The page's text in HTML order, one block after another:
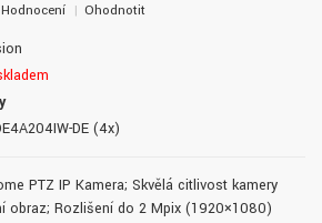
Ohodnotit
DE (4x)
PTZ IP Kamera; Skvělá citlivost kamery
obraz; Rozlišení do 2 Mpix (1920×1080)